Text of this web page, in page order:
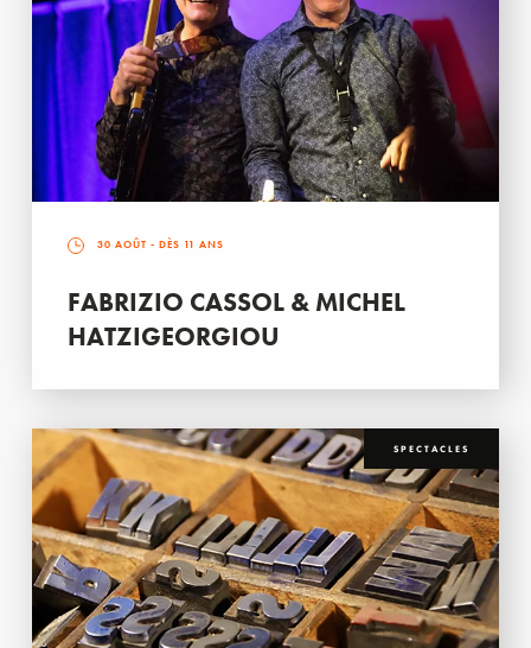
30 AOÛT - DÈS 11 ANS
FABRIZIO CASSOL & MICHEL
HATZIGEORGIOU
SPECTACLES